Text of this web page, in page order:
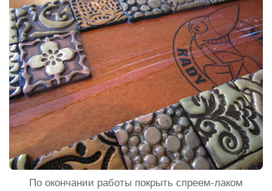
По окончании работы покрыть спреем-лаком